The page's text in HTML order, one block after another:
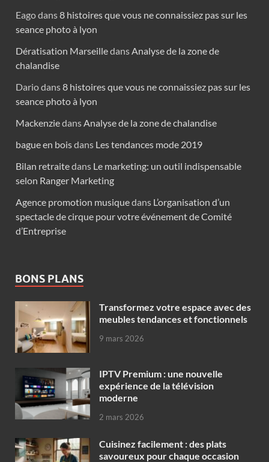
Eagodans8 histoires que vous ne connaissiez pas sur les
seance photo à lyon
Dératisation MarseilledansAnalyse de la zone de
chalandise
Dariodans8 histoires que vous ne connaissiez pas sur les
seance photo à lyon
MackenziedansAnalyse de la zone de chalandise
bague en boisdans Les tendances mode 2019
Bilan retraitedans Le marketing: un outil indispensable
selon Ranger Marketing
Agence promotion musiquedans L’organisation d’un
spectacle de cirque pour votre événement de Comité
d’Entreprise
BONS PLANS
Transformez votre espace avec des
meubles tendances et fonctionnels
9 mars 2026
IPTV Premium : une nouvelle
expérience de la télévision
moderne
2 mars 2026
Cuisinez facilement : des plats
savoureux pour chaque occasion